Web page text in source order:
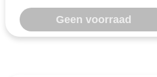
Geen voorraad